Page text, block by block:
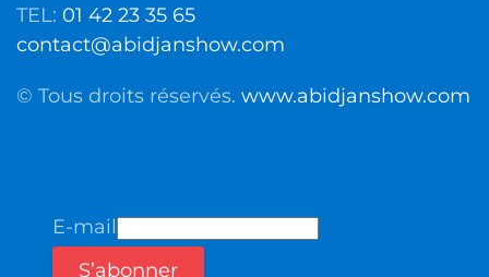
TEL: 01 42 23 35 65
contact@abidjanshow.com
© Tous droits réservés. www.abidjanshow.com
E-mail
S’abonner